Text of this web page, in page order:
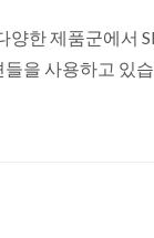
양한 제품군에서
을 사용하고 있